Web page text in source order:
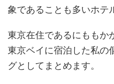
象であることも多いホテ
東京在住であるにももか
東京ベイに宿泊した私の
グとしてまとめます。